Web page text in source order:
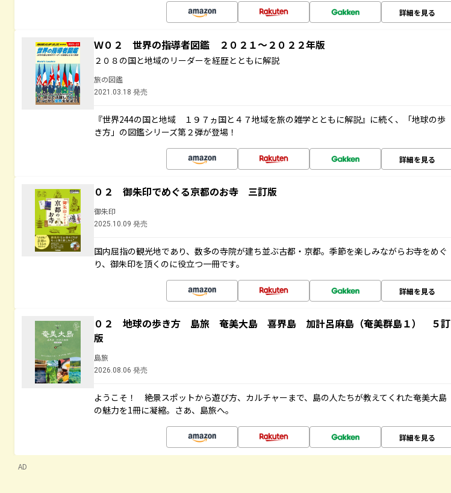
詳細を見る
Ｗ０２ 世界の指導者図鑑 ２０２１～２０２２年版
２０８の国と地域のリーダーを経歴とともに解説
旅の図鑑
2021.03.18 発売
『世界244の国と地域 １９７ヵ国と４７地域を旅の雑学とともに解説』に続く、「地球の歩
き方」の図鑑シリーズ第２弾が登場！
詳細を見る
０２ 御朱印でめぐる京都のお寺 三訂版
御朱印
2025.10.09 発売
国内屈指の観光地であり、数多の寺院が建ち並ぶ古都・京都。季節を楽しみながらお寺をめぐ
り、御朱印を頂くのに役立つ一冊です。
詳細を見る
０２ 地球の歩き方 島旅 奄美大島 喜界島 加計呂麻島（奄美群島１） ５訂
版
島旅
2026.08.06 発売
ようこそ！ 絶景スポットから遊び方、カルチャーまで、島の人たちが教えてくれた奄美大島
の魅力を1冊に凝縮。さあ、島旅へ。
詳細を見る
AD